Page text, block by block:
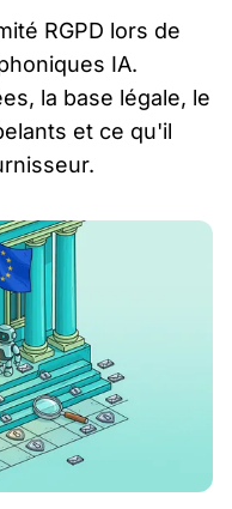
RGPD lors de
IA.
la base légale, le
et ce qu'il